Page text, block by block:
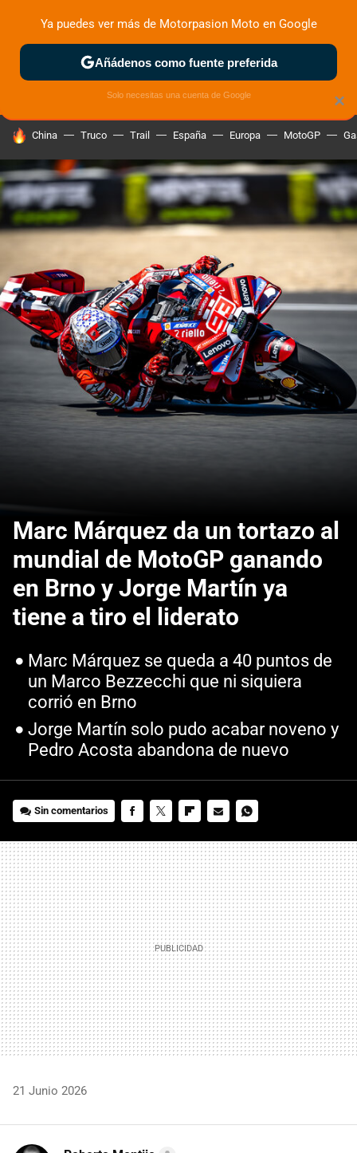
ZONA DE PRUEBAS DEPORTIVAS MOTOS ELÉCTRICAS
HOY SE HABLA DE
China Truco Trail España Europa MotoGP
Marc Márquez da un tortazo al
mundial de MotoGP ganando
en Brno y Jorge Martín ya
tiene a tiro el liderato
Marc Márquez se queda a 40 puntos de
un Marco Bezzecchi que ni siquiera
corrió en Brno
Jorge Martín solo pudo acabar noveno y
Pedro Acosta abandona de nuevo
Sin comentarios
MAIL
21 Junio 2026
×
Ya puedes ver más de Motorpasion Moto en Google
Añádenos como fuente preferida
Solo necesitas una cuenta de Google